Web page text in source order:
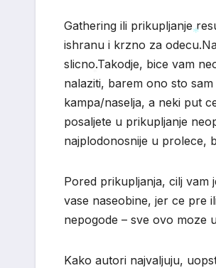
Gathering ili prikupljanje
ishranu i krzno za
slicno.Takodje, bice vam
nalaziti, barem ono sto
kampa/naselja, a neki put
posaljete u prikupljanje
najplodonosnije u prolece,
Pored prikupljanja, cilj vam
vase naseobine, jer ce pre
nepogode – sve ovo moze
Kako autori najvaljuju,
*